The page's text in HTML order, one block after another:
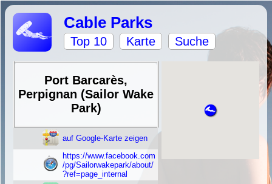
Cable Parks
Top 10 Karte Suche
Port Barcarès,
Perpignan (Sailor Wake
Park)
auf Google-Karte zeigen
https://www.facebook.com
/pg/Sailorwakepark/about/
?ref=page_internal